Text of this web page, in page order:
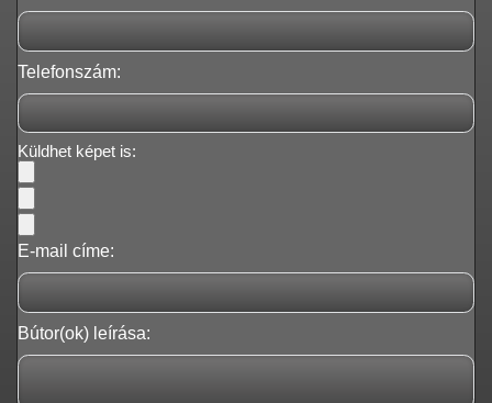
Telefonszám:
Küldhet képet is:
E-mail címe:
Bútor(ok) leírása: